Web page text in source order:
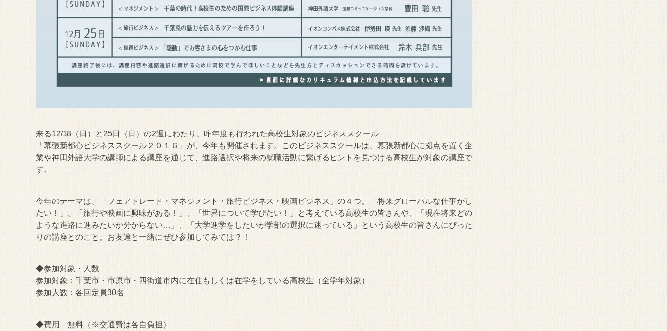
来る12/18（日）と25日（日）の2週にわたり、昨年度も行われた高校生対象のビジネススクール
「幕張新都心ビジネススクール２０１６」が、今年も開催されます。このビジネススクールは、幕張新都心に拠点を置く企
業や神田外語大学の講師による講座を通じて、進路選択や将来の就職活動に繋げるヒントを見つける高校生が対象の講座で
す。
今年のテーマは、「フェアトレード・マネジメント・旅行ビジネス・映画ビジネス」の４つ。「将来グローバルな仕事がし
たい！」、「旅行や映画に興味がある！」、「世界について学びたい！」と考えている高校生の皆さんや、「現在将来どの
ような進路に進みたいか分からない…」、「大学進学をしたいが学部の選択に迷っている」という高校生の皆さんにぴった
りの講座とのこと。お友達と一緒にぜひ参加してみては？！
◆参加対象・人数
参加対象：千葉市・市原市・四街道市内に在住もしくは在学をしている高校生（全学年対象）
参加人数：各回定員30名
◆費用 無料（※交通費は各自負担）